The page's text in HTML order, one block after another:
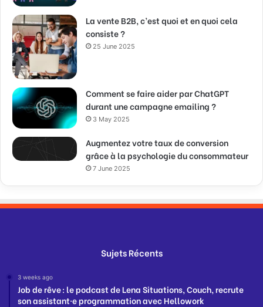
La vente B2B, c’est quoi et en quoi cela
consiste ?
25 June 2025
Comment se faire aider par ChatGPT
durant une campagne emailing ?
3 May 2025
Augmentez votre taux de conversion
grâce à la psychologie du consommateur
7 June 2025
Sujets Récents
3 weeks ago
Job de rêve : le podcast de Lena Situations, Couch, recrute
son assistant·e programmation avec Hellowork